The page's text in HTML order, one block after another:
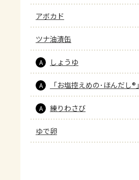
アボカド
ツナ油漬缶
A しょうゆ
A 「お塩控えめの･ほんだし®」
A 練りわさび
ゆで卵